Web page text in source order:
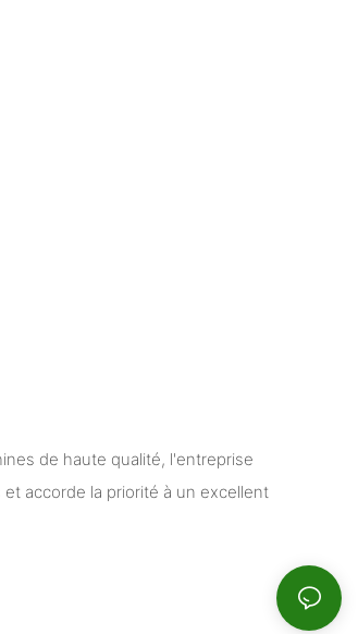
de haute qualité, l'entreprise
accorde la priorité à un excellent